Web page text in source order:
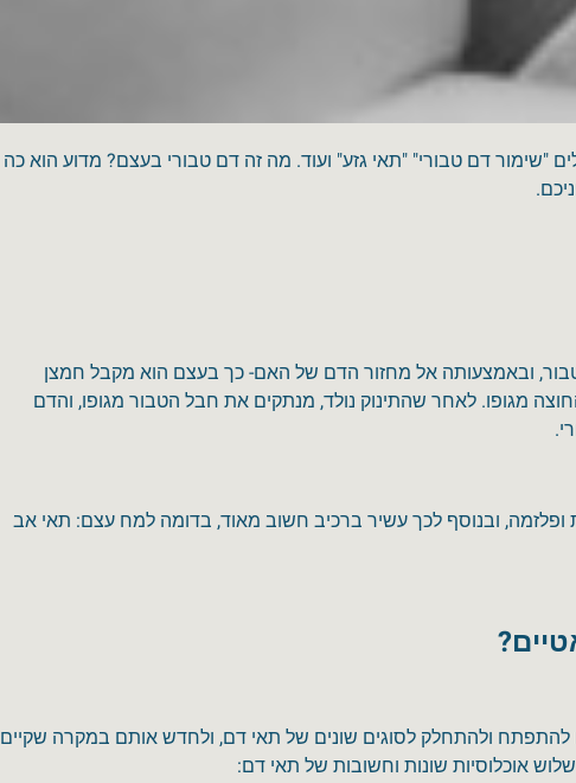
דם טבורי" "תאי גזע" ועוד. מה זה דם טבורי בעצם? מדוע הוא כה
ובאמצעותה אל מחזור הדם של האם- כך בעצם הוא מקבל חמצן
מגופו. לאחר שהתינוק נולד, מנתקים את חבל הטבור מגופו, והדם
ופלזמה, ובנוסף לכך עשיר ברכיב חשוב מאוד, בדומה למח עצם: תאי אב
להתפתח ולהתחלק לסוגים שונים של תאי דם, ולחדש אותם במקרה שקיים
אוכלוסיות שונות וחשובות של תאי דם: